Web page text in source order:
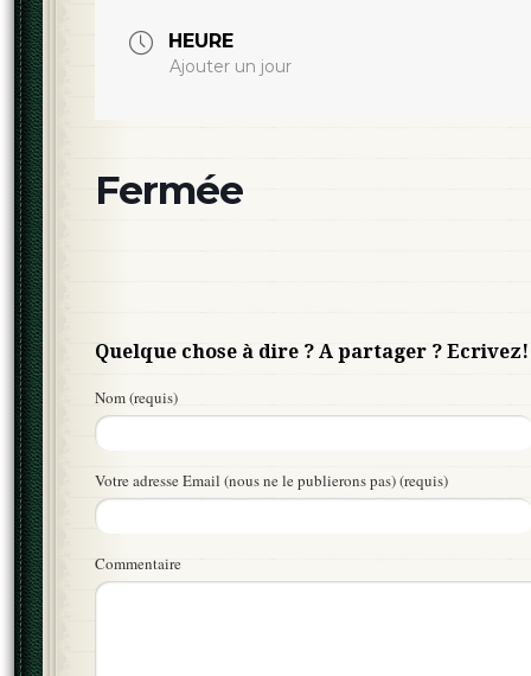
HEURE
Ajouter un jour
Fermée
Quelque chose à dire ? A partager ? Ecrivez!
Nom (requis)
Votre adresse Email (nous ne le publierons pas) (requis)
Commentaire